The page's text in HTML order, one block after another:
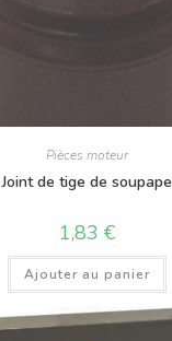
Pièces moteur
Joint de tige de soupape
1,83 €
Ajouter au panier